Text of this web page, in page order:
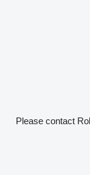
Please contact